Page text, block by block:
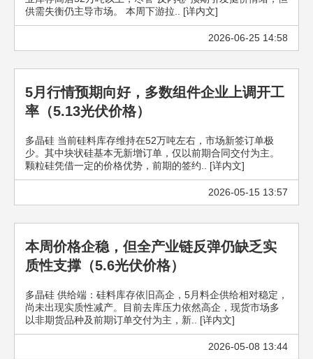
供需失衡仍主导市场。 本周下游拉.. [详内文]
2026-06-25 14:58
5月行情预期向好，多数组件企业上调开工
率（5.13光伏价格）
多晶硅 当前硅料库存维持在52万吨左右，市场新签订单极
少。其中块状硅基本无新增订单，仅以前期合同交付为主。
颗粒硅凭借一定的价格优势，前期的签约.. [详内文]
2026-05-15 13:57
本周价格企稳，但全产业链反弹仍缺乏实
质性支撑（5.6光伏价格）
多晶硅 供给端：硅料库存依旧高企，5月料企供给相对稳定，
尚未出现实质性减产。目前去库压力依然高企，现货市场多
以非期货品种及前期订单交付为主，新.. [详内文]
2026-05-08 13:44